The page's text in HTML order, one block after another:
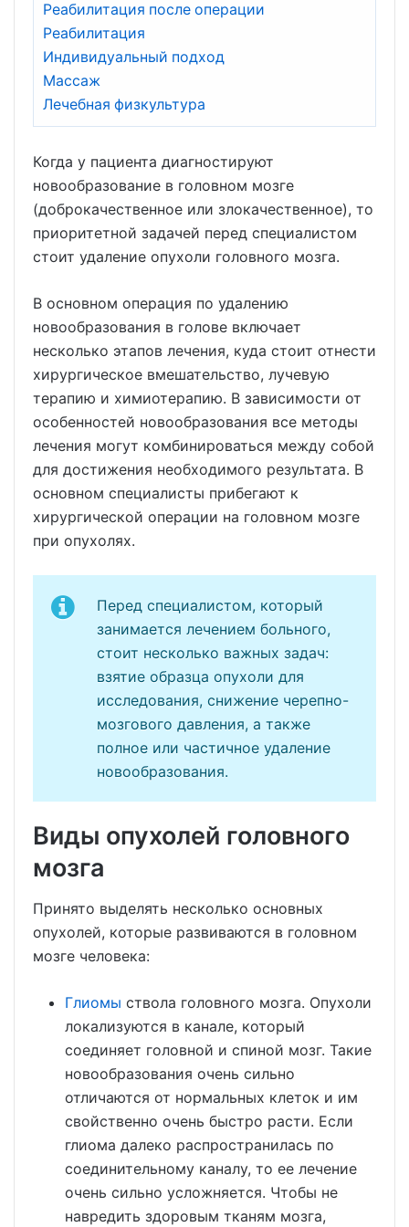
Реабилитация после операции
Реабилитация
Индивидуальный подход
Массаж
Лечебная физкультура
Когда у пациента диагностируют
новообразование в головном мозге
(доброкачественное или злокачественное), то
приоритетной задачей перед специалистом
стоит удаление опухоли головного мозга.
В основном операция по удалению
новообразования в голове включает
несколько этапов лечения, куда стоит отнести
хирургическое вмешательство, лучевую
терапию и химиотерапию. В зависимости от
особенностей новообразования все методы
лечения могут комбинироваться между собой
для достижения необходимого результата. В
основном специалисты прибегают к
хирургической операции на головном мозге
при опухолях.
Перед специалистом, который
занимается лечением больного,
стоит несколько важных задач:
взятие образца опухоли для
исследования, снижение черепно-
мозгового давления, а также
полное или частичное удаление
новообразования.
Виды опухолей головного
мозга
Принято выделять несколько основных
опухолей, которые развиваются в головном
мозге человека:
Глиомы ствола головного мозга. Опухоли
локализуются в канале, который
соединяет головной и спиной мозг. Такие
новообразования очень сильно
отличаются от нормальных клеток и им
свойственно очень быстро расти. Если
глиома далеко распространилась по
соединительному каналу, то ее лечение
очень сильно усложняется. Чтобы не
навредить здоровым тканям мозга,